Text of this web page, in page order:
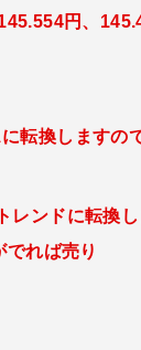
円、
転換しますの
レンドに転換
れば売り